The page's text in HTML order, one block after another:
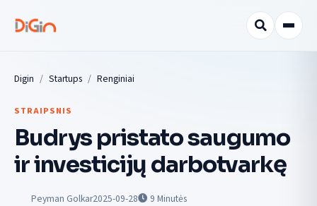
Digin Startups Renginiai
STRAIPSNIS
Budrys pristato saugumo
ir investicijų darbotvarkę
Peyman Golkar2025-09-28 9 Minutės